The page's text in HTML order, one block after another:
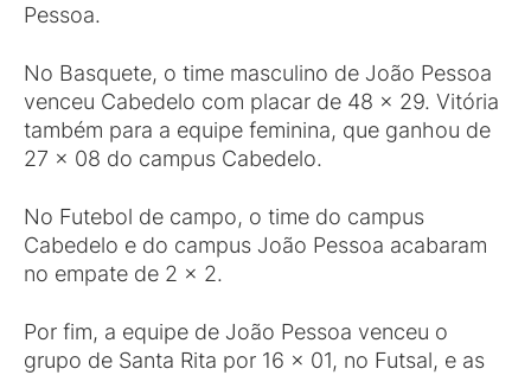
Pessoa.
No Basquete, o time masculino de João Pessoa
venceu Cabedelo com placar de 48 x 29. Vitória
também para a equipe feminina, que ganhou de
27 x 08 do campus Cabedelo.
No Futebol de campo, o time do campus
Cabedelo e do campus João Pessoa acabaram
no empate de 2 x 2.
Por fim, a equipe de João Pessoa venceu o
grupo de Santa Rita por 16 x 01, no Futsal, e as